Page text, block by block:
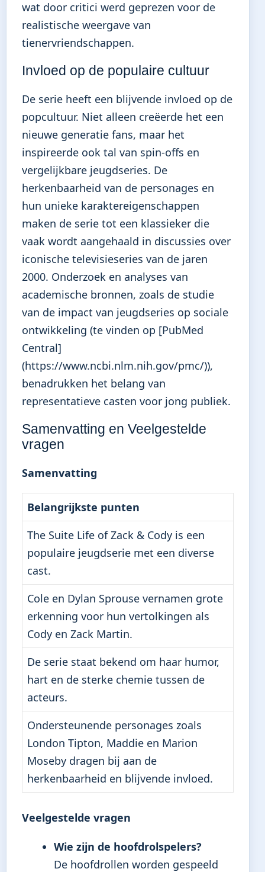
wat door critici werd geprezen voor de
realistische weergave van
tienervriendschappen.
Invloed op de populaire cultuur
De serie heeft een blijvende invloed op de
popcultuur. Niet alleen creëerde het een
nieuwe generatie fans, maar het
inspireerde ook tal van spin-offs en
vergelijkbare jeugdseries. De
herkenbaarheid van de personages en
hun unieke karaktereigenschappen
maken de serie tot een klassieker die
vaak wordt aangehaald in discussies over
iconische televisieseries van de jaren
2000. Onderzoek en analyses van
academische bronnen, zoals de studie
van de impact van jeugdseries op sociale
ontwikkeling (te vinden op [PubMed
Central]
(https://www.ncbi.nlm.nih.gov/pmc/)),
benadrukken het belang van
representatieve casten voor jong publiek.
Samenvatting en Veelgestelde
vragen
Samenvatting
Belangrijkste punten
The Suite Life of Zack & Cody is een
populaire jeugdserie met een diverse
cast.
Cole en Dylan Sprouse vernamen grote
erkenning voor hun vertolkingen als
Cody en Zack Martin.
De serie staat bekend om haar humor,
hart en de sterke chemie tussen de
acteurs.
Ondersteunende personages zoals
London Tipton, Maddie en Marion
Moseby dragen bij aan de
herkenbaarheid en blijvende invloed.
Veelgestelde vragen
Wie zijn de hoofdrolspelers?
De hoofdrollen worden gespeeld